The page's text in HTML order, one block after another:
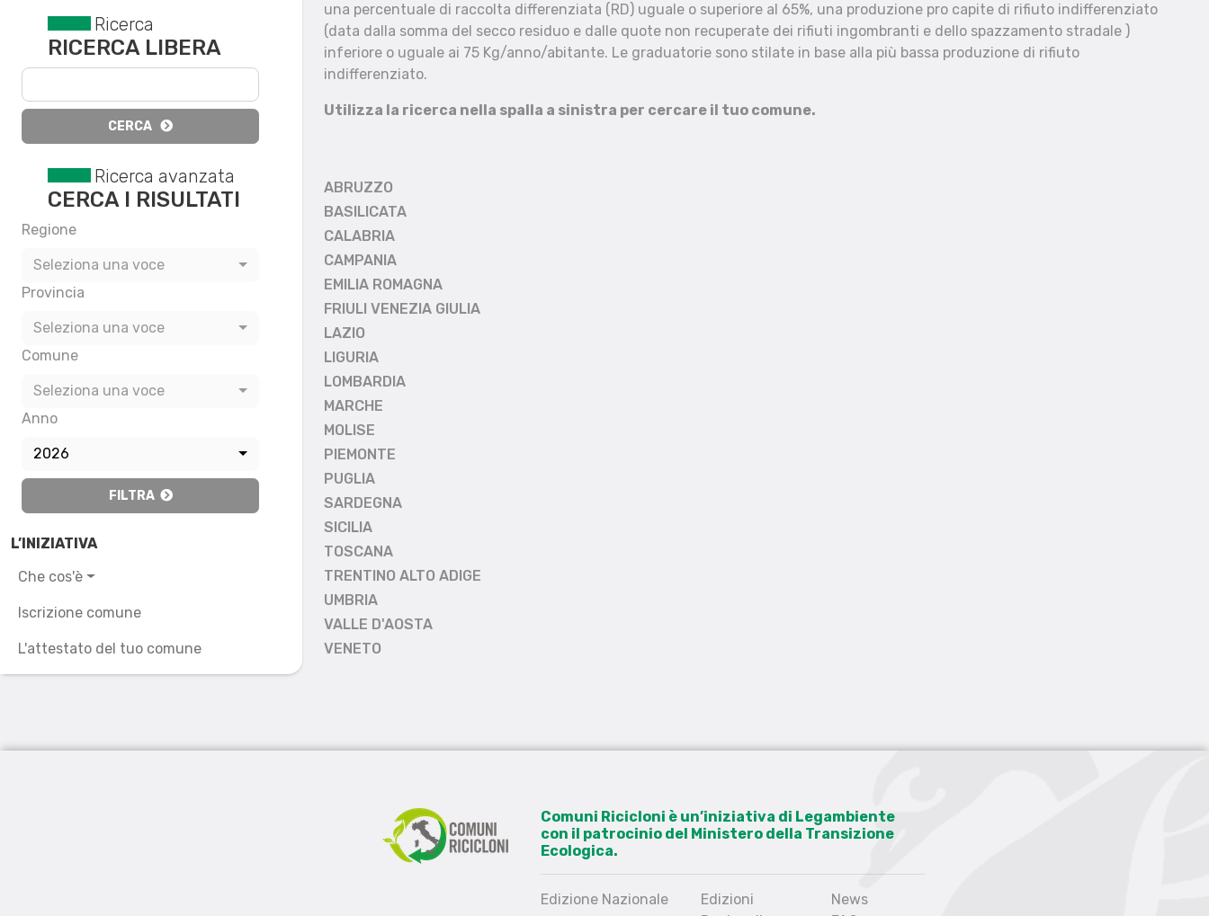
Reset filtri
Ricerca
RICERCA LIBERA
CERCA
Ricerca avanzata
CERCA I RISULTATI
Regione
Seleziona una voce
Provincia
Seleziona una voce
Comune
Seleziona una voce
Anno
2026
FILTRA
L’INIZIATIVA
Che cos'è
Iscrizione comune
L'attestato del tuo comune
una percentuale di raccolta differenziata (RD) uguale o superiore al 65%, una produzione pro capite di rifiuto indifferenziato
(data dalla somma del secco residuo e dalle quote non recuperate dei rifiuti ingombranti e dello spazzamento stradale )
inferiore o uguale ai 75 Kg/anno/abitante. Le graduatorie sono stilate in base alla più bassa produzione di rifiuto
indifferenziato.
Utilizza la ricerca nella spalla a sinistra per cercare il tuo comune.
ABRUZZO
BASILICATA
CALABRIA
CAMPANIA
EMILIA ROMAGNA
FRIULI VENEZIA GIULIA
LAZIO
LIGURIA
LOMBARDIA
MARCHE
MOLISE
PIEMONTE
PUGLIA
SARDEGNA
SICILIA
TOSCANA
TRENTINO ALTO ADIGE
UMBRIA
VALLE D'AOSTA
VENETO
Comuni Ricicloni è un’iniziativa di Legambiente
con il patrocinio del Ministero della Transizione
Ecologica.
Edizione Nazionale
Edizioni
News